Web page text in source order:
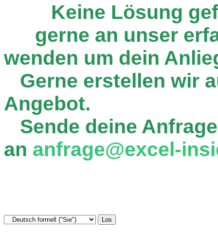
Keine Lösung
gerne an unser
wenden um dein
Gerne erstellen wir
Angebot.
Sende deine
an anfrage@excel-